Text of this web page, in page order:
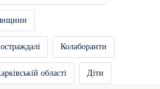
Колаборанти
області Діти